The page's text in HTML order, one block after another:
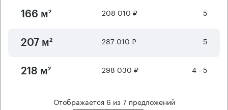
166 м² 208 010 ₽ 5
207 м² 287 010 ₽ 5
218 м² 298 030 ₽ 4 - 5
Отображается 6 из7 предложений